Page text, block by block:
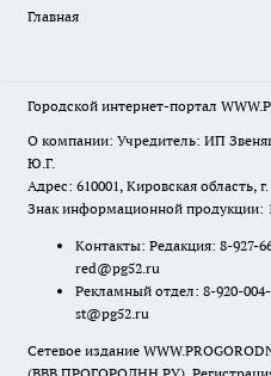
Главная
Городской интернет-портал
О компании: Учредитель: ИП
Ю.Г.
Адрес: 610001, Кировская область,
Знак информационной продукции:
Контакты: Редакция: 8-927-
red@pg52.ru
Рекламный отдел: 8-920-
st@pg52.ru
Сетевое издание